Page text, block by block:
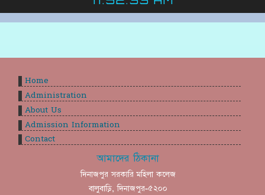
আমাদের ঠিকানা
দিনাজপুর সরকারি মহিলা কলেজ
বালুবাড়ি, দিনাজপুর-৫২০০
Home
Administration
About Us
Admission Information
Contact